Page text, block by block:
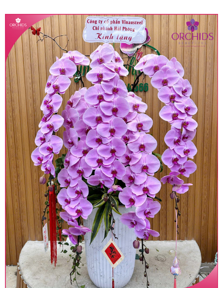
• Giá trên được miễn ship giao trong nội thành,
miễn phí in thiệp - banner theo yêu cầu khách
hàng.
• Beautiful Orchids liên kết với các cửa hàng
trên toàn quốc để phục vụ giao hoa tận nơi, mỗi
khu vực sẽ có mức giá khác nhau (tùy vào chi
phí mặt bằng, nguyên vật liệu,..) nên giá có thể sẽ
thay đổi so với giá niêm yết trên website. Khách
hàng ở Tỉnh thành khác vui lòng chủ động hỏi lại
giá trước khi đặt hàng, shop sẽ chủ động báo giá
chính xác khi có địa chỉ giao hàng cụ thể.